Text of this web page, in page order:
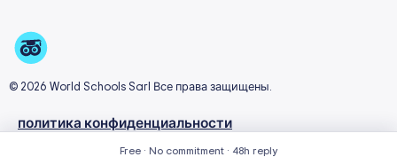
Free · No commitment · 48h reply
© 2026 World Schools Sarl Все права защищены.
политика конфиденциальности
Условия эксплуатации